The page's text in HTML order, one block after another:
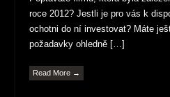
roce 2012? Jestli je pro vás k
ochotni do ní investovat? Máte
požadavky ohledně […]
Read More →